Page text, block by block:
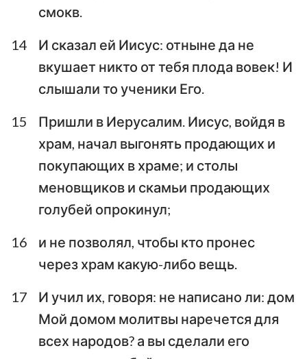
смокв.
14
И сказал ей Иисус: отныне да не
вкушает никто от тебя плода вовек! И
слышали то ученики Его.
15
Пришли в Иерусалим. Иисус, войдя в
храм, начал выгонять продающих и
покупающих в храме; и столы
меновщиков и скамьи продающих
голубей опрокинул;
16
и не позволял, чтобы кто пронес
через храм какую-либо вещь.
17
И учил их, говоря: не написано ли: дом
Мой домом молитвы наречется для
всех народов? а вы сделали его